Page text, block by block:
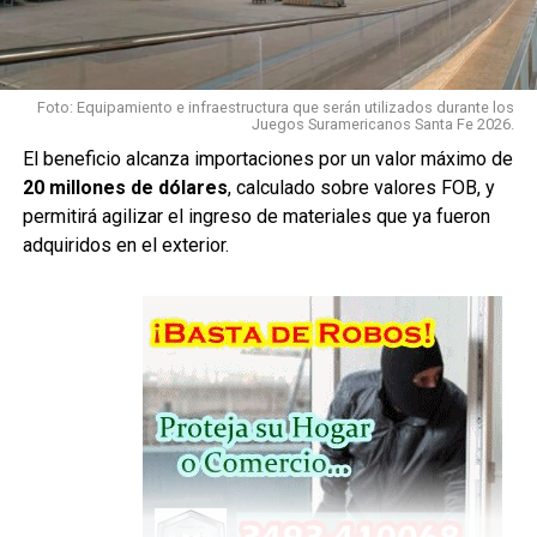
aspecto de la investigación.
Con esta instancia cumplida, la Fiscalía considera que la
causa está en condiciones de avanzar hacia laetapa
Madre e hija, en una misma
acusación
calificado por el concurso premeditado de dos o más
personas, ensañamiento y alevosía.
Nadia Juárez, está imputada como
partícipe
del mismo hecho.
A pesar de que se trata de una imputada menor de edad y
otra mayor, la Fiscalía sostiene que ambas deberían
Foto: Equipamiento e infraestructura que serán utilizados durante los
Juegos Suramericanos Santa Fe 2026.
El beneficio alcanza importaciones por un valor máximo de
20 millones de dólares, calculado sobre valores FOB, y
permitirá agilizar el ingreso de materiales que ya fueron
adquiridos en el exterior.